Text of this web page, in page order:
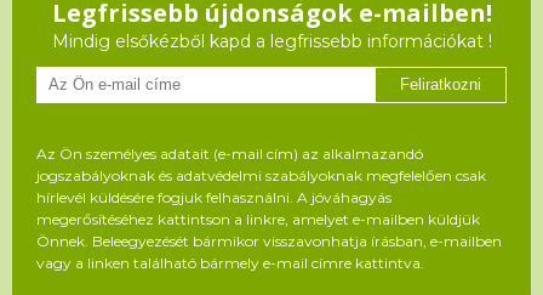
Legfrissebb újdonságok e-mailben!
Mindig elsőkézből kapd a legfrissebb információkat !
Feliratkozni
Az Ön személyes adatait (e-mail cím) az alkalmazandó
jogszabályoknak és adatvédelmi szabályoknak megfelelően csak
hírlevél küldésére fogjuk felhasználni. A jóváhagyás
megerősítéséhez kattintson a linkre, amelyet e-mailben küldjük
Önnek. Beleegyezését bármikor visszavonhatja írásban, e-mailben
vagy a linken található bármely e-mail címre kattintva.